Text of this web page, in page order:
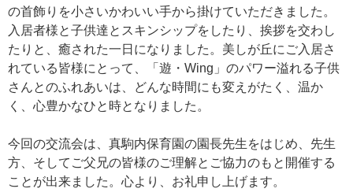
の首飾りを小さいかわいい手から掛けていただきました。
入居者様と子供達とスキンシップをしたり、挨拶を交わし
たりと、癒された一日になりました。美しが丘にご入居さ
れている皆様にとって、「遊・Wing」のパワー溢れる子供
さんとのふれあいは、どんな時間にも変えがたく、温か
く、心豊かなひと時となりました。
今回の交流会は、真駒内保育園の園長先生をはじめ、先生
方、そしてご父兄の皆様のご理解とご協力のもと開催する
ことが出来ました。心より、お礼申し上げます。